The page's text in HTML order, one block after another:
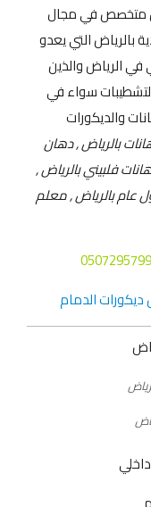
متخصص في مجال
بالرياض التي يعدو
الرياض والذين
التشطيبات سواء في
والديكورات
بالرياض , دهان
فلبيني بالرياض ,
عام بالرياض , معلم
0507295799
الدمام